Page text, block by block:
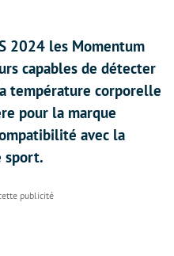
2024 les Momentum
capables de détecter
température corporelle
pour la marque
avec la
sport.